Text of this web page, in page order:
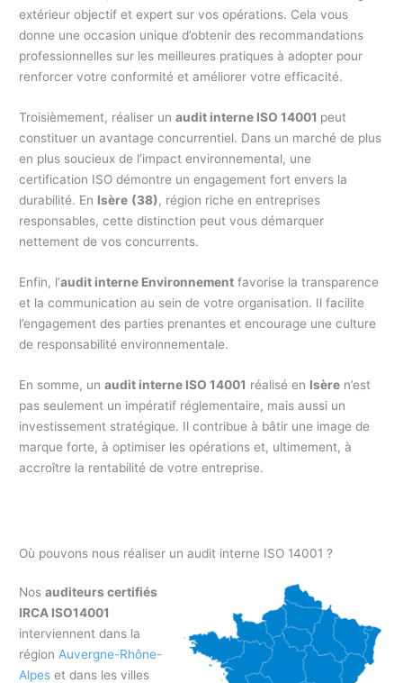
extérieur objectif et expert sur vos opérations. Cela vous
donne une occasion unique d’obtenir des recommandations
professionnelles sur les meilleures pratiques à adopter pour
renforcer votre conformité et améliorer votre efficacité.
Troisièmement, réaliser unaudit interne ISO 14001 peut
constituer un avantage concurrentiel. Dans un marché de plus
en plus soucieux de l’impact environnemental, une
certification ISO démontre un engagement fort envers la
durabilité. En Isère (38), région riche en entreprises
responsables, cette distinction peut vous démarquer
nettement de vos concurrents.
Enfin, l’audit interne Environnement favorise la transparence
et la communication au sein de votre organisation. Il facilite
l’engagement des parties prenantes et encourage une culture
de responsabilité environnementale.
En somme, unaudit interne ISO 14001 réalisé en Isère n’est
pas seulement un impératif réglementaire, mais aussi un
investissement stratégique. Il contribue à bâtir une image de
marque forte, à optimiser les opérations et, ultimement, à
accroître la rentabilité de votre entreprise.
Où pouvons nous réaliser un audit interne ISO 14001 ?
Nosauditeurs certifiés
IRCA ISO14001
interviennent dans la
région Auvergne-Rhône-
Alpeset dans les villes